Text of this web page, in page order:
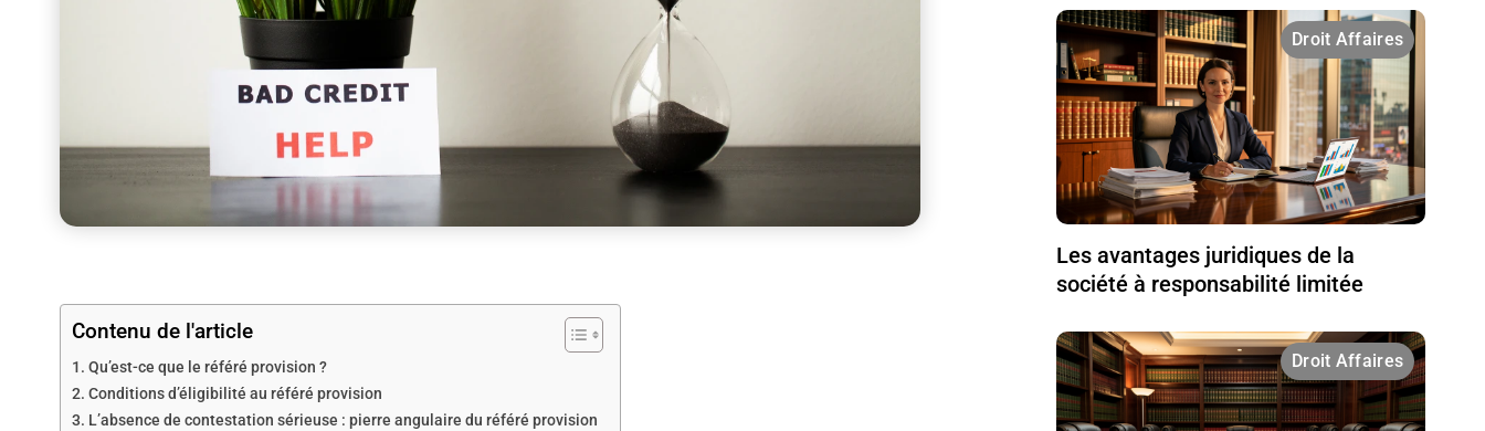
Contenu de l'article
Qu’est-ce que le référé provision ?
Conditions d’éligibilité au référé provision
L’absence de contestation sérieuse : pierre angulaire du référé provision
Droit Affaires
Les avantages juridiques de la
société à responsabilité limitée
Droit Affaires